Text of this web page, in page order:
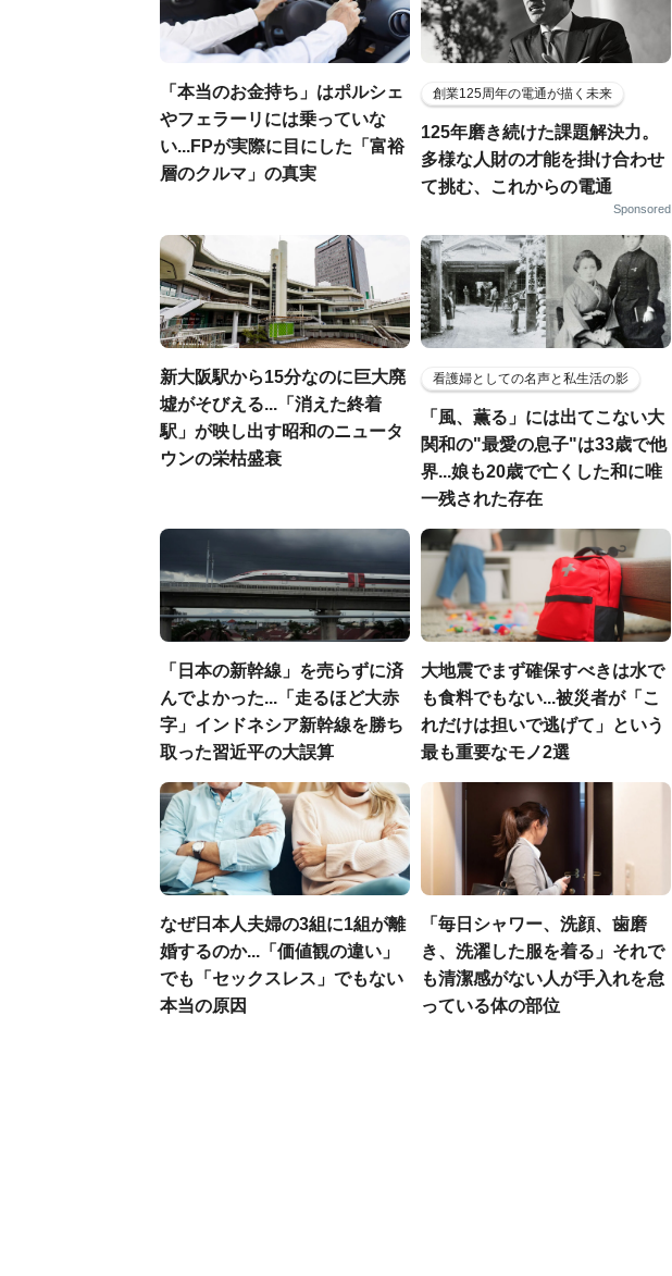
「本当のお金持ち」はポルシェ
やフェラーリには乗っていな
い...FPが実際に目にした「富裕
層のクルマ」の真実
創業125周年の電通が描く未来
125年磨き続けた課題解決力。
多様な人財の才能を掛け合わせ
て挑む、これからの電通
Sponsored
新大阪駅から15分なのに巨大廃
墟がそびえる...「消えた終着
駅」が映し出す昭和のニュータ
ウンの栄枯盛衰
看護婦としての名声と私生活の影
「風、薫る」には出てこない大
関和の"最愛の息子"は33歳で他
界...娘も20歳で亡くした和に唯
一残された存在
「日本の新幹線」を売らずに済
んでよかった...「走るほど大赤
字」インドネシア新幹線を勝ち
取った習近平の大誤算
大地震でまず確保すべきは水で
も食料でもない...被災者が「こ
れだけは担いで逃げて」という
最も重要なモノ2選
なぜ日本人夫婦の3組に1組が離
婚するのか...「価値観の違い」
でも「セックスレス」でもない
本当の原因
「毎日シャワー、洗顔、歯磨
き、洗濯した服を着る」それで
も清潔感がない人が手入れを怠
っている体の部位